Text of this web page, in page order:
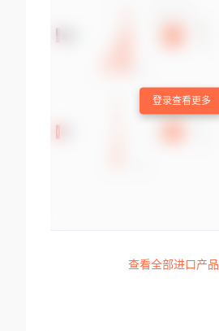
登录查看更多
查看全部进口产品